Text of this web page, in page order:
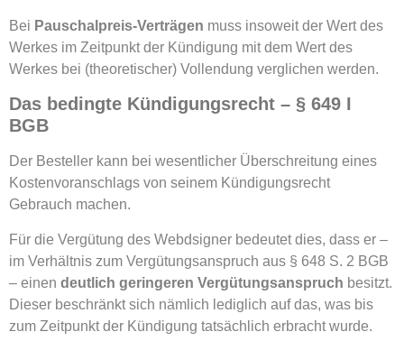
Bei Pauschalpreis-Verträgen muss insoweit der Wert des
Werkes im Zeitpunkt der Kündigung mit dem Wert des
Werkes bei (theoretischer) Vollendung verglichen werden.
Das bedingte Kündigungsrecht – § 649 I
BGB
Der Besteller kann bei wesentlicher Überschreitung eines
Kostenvoranschlags von seinem Kündigungsrecht
Gebrauch machen.
Für die Vergütung des Webdsigner bedeutet dies, dass er –
im Verhältnis zum Vergütungsanspruch aus § 648 S. 2 BGB
– einen deutlich geringeren Vergütungsanspruch besitzt.
Dieser beschränkt sich nämlich lediglich auf das, was bis
zum Zeitpunkt der Kündigung tatsächlich erbracht wurde.